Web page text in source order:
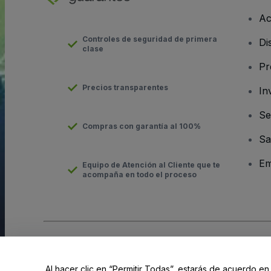
Controles de seguridad de primera
clase
Precios transparentes
Compras con garantía al 100%
Equipo de Atención al Cliente que te
acompaña en todo el proceso
Al hacer clic en “Permitir Todas”, estarás de acuerdo